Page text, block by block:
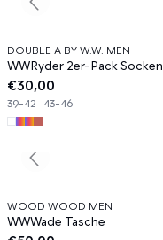
News
DOUBLE A BY W.W. MEN
WWRyder 2er-Pack Socken
€30,00
39-42 43-46
Previous slide
News
WOOD WOOD MEN
WWWade Tasche
Previous slide